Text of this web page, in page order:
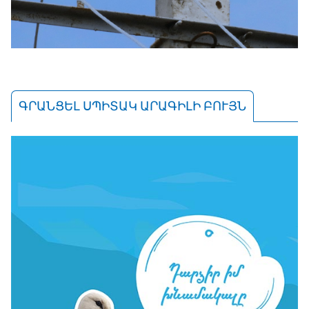
ԳՐԱՆՑԵԼ ՍՊԻՏԱԿ ԱՐԱԳԻԼԻ ԲՈՒՅՆ